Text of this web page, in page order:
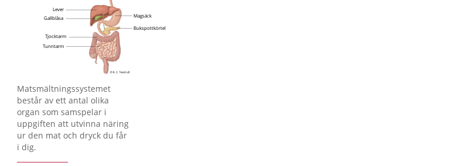
Förstora bilden
Matsmältningssystemet
består av ett antal olika
organ som samspelar i
uppgiften att utvinna näring
ur den mat och dryck du får
i dig.